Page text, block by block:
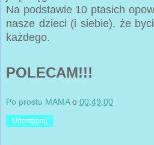
Na podstawie 10 ptasich
nasze dzieci (i siebie), że
każdego.
POLECAM!!!
Po prostu MAMA o 00:49:00
Udostępnij